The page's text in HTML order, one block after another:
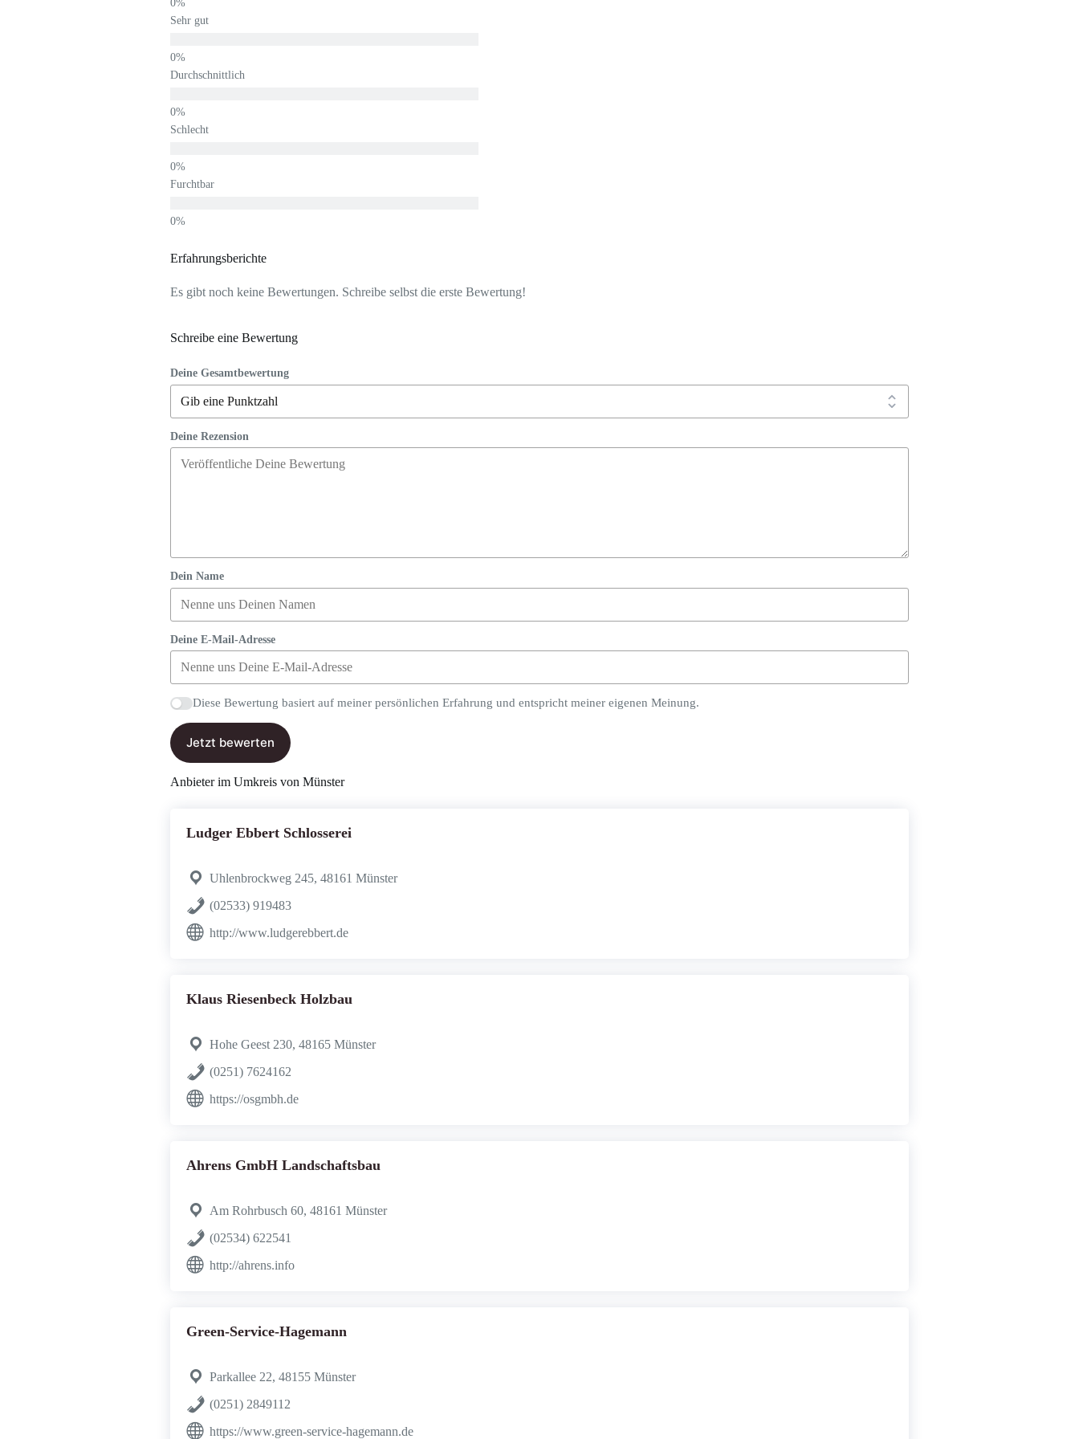
Sehr gut
Durchschnittlich
Schlecht
Furchtbar
Erfahrungsberichte
Es gibt noch keine Bewertungen. Schreibe selbst die erste Bewertung!
Schreibe eine Bewertung
Deine Gesamtbewertung
Deine Rezension
Dein Name
Deine E-Mail-Adresse
Diese Bewertung basiert auf meiner persönlichen Erfahrung und entspricht meiner eigenen Meinung.
Jetzt bewerten
Anbieter im Umkreis von Münster
Ludger Ebbert Schlosserei
Uhlenbrockweg 245, 48161 Münster
(02533) 919483
http://www.ludgerebbert.de
Klaus Riesenbeck Holzbau
Hohe Geest 230, 48165 Münster
(0251) 7624162
https://osgmbh.de
Ahrens GmbH Landschaftsbau
Am Rohrbusch 60, 48161 Münster
(02534) 622541
http://ahrens.info
Green-Service-Hagemann
Parkallee 22, 48155 Münster
(0251) 2849112
https://www.green-service-hagemann.de